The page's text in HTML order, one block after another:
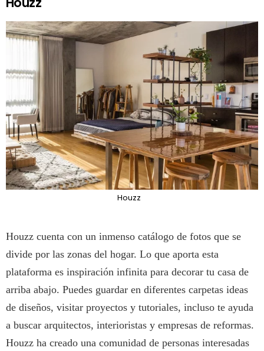
Houzz
Houzz cuenta con un inmenso catálogo de fotos que se
divide por las zonas del hogar. Lo que aporta esta
plataforma es inspiración infinita para decorar tu casa de
arriba abajo. Puedes guardar en diferentes carpetas ideas
de diseños, visitar proyectos y tutoriales, incluso te ayuda
a buscar arquitectos, interioristas y empresas de reformas.
Houzz ha creado una comunidad de personas interesadas